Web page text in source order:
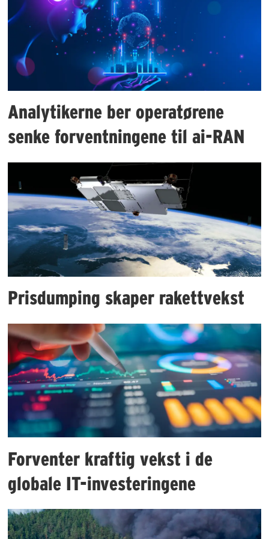
Analytikerne ber operatørene
senke forventningene til ai-RAN
Prisdumping skaper rakettvekst
Forventer kraftig vekst i de
globale IT-investeringene